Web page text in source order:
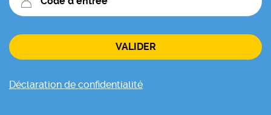
d'entrée
VALIDER
Déclaration de confidentialité